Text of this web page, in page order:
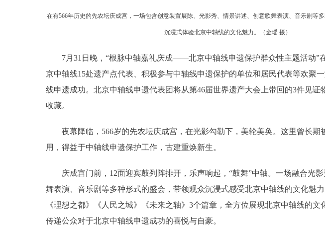
在有566年历史的先农坛庆成宫，一场包含创意装置展陈、光影秀、情景讲述、创意歌舞表演、音乐剧等
沉浸式体验北京中轴线的文化魅力。（金瑶 摄）
7月31日晚，“根脉中轴嘉礼庆成——北京中轴线申遗保护群众性主题活动”
京中轴线15处遗产点代表、积极参与中轴线申遗保护的单位和居民代表等欢聚
线申遗成功。北京中轴线申遗代表团将从第46届世界遗产大会上带回的3件见证
收藏。
夜幕降临，566岁的先农坛庆成宫，在光影勾勒下，美轮美奂。这里曾长期
用，得益于中轴线申遗保护工作，古建重焕新生。
庆成宫门前，12面迎宾鼓列阵排开，乐声响起，“鼓舞”中轴。一场融合光影
舞表演、音乐剧等多种形式的盛会，带领观众沉浸式感受北京中轴线的文化魅
《理想之都》《人民之城》《未来之轴》3个篇章，全方位展现北京中轴线的文
传递公众对于北京中轴线申遗成功的喜悦与自豪。